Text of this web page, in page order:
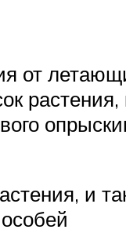
от
и